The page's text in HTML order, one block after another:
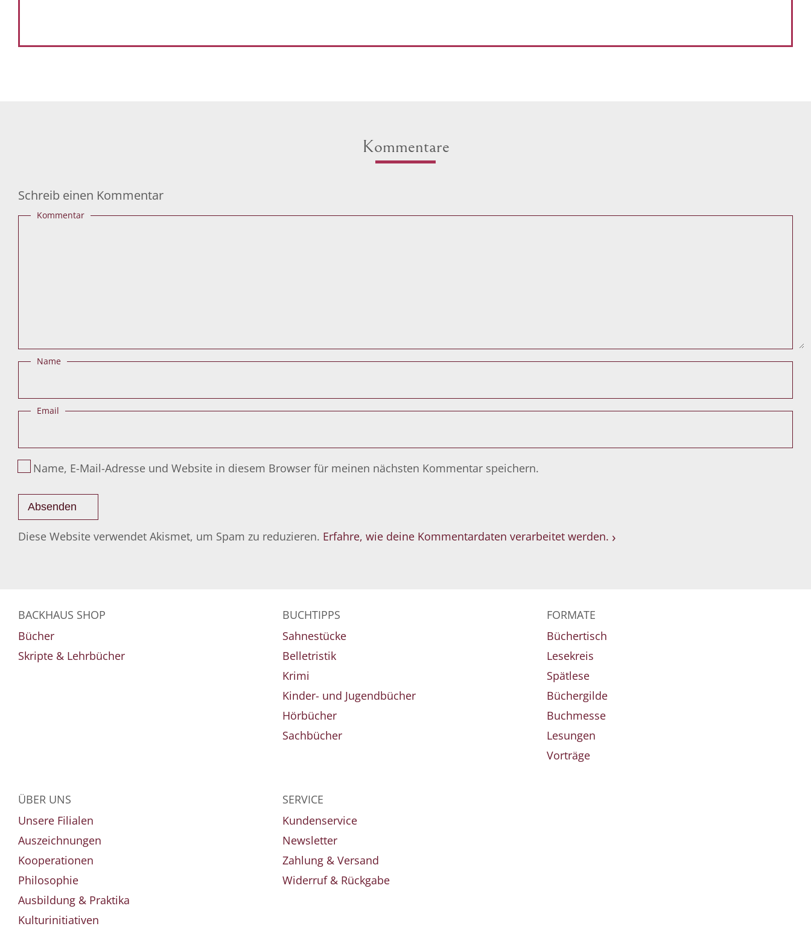
Kommentare
Schreib einen Kommentar
Kommentar
Name
Email
Name, E-Mail-Adresse und Website in diesem Browser für meinen nächsten Kommentar speichern.
Diese Website verwendet Akismet, um Spam zu reduzieren. Erfahre, wie deine Kommentardaten verarbeitet werden.
BACKHAUS SHOP
Bücher
Skripte & Lehrbücher
BUCHTIPPS
Sahnestücke
Belletristik
Krimi
Kinder- und Jugendbücher
Hörbücher
Sachbücher
FORMATE
Büchertisch
Lesekreis
Spätlese
Büchergilde
Buchmesse
Lesungen
Vorträge
ÜBER UNS
Unsere Filialen
Auszeichnungen
Kooperationen
Philosophie
Ausbildung & Praktika
Kulturinitiativen
SERVICE
Kundenservice
Newsletter
Zahlung & Versand
Widerruf & Rückgabe